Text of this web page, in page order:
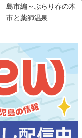
島市編～ぶらり春の木
市と薬師温泉